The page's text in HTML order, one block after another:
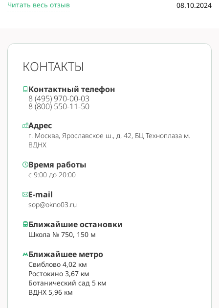
Читать весь отзыв 08.10.2024
КОНТАКТЫ
Контактный телефон
8 (495) 970-00-03
8 (800) 550-11-50
Адрес
г. Москва, Ярославское ш., д. 42, БЦ Техноплаза м.
ВДНХ
Время работы
с 9:00 до 20:00
E-mail
sop@okno03.ru
Ближайшее метро
Свиблово 4,02 км
Ростокино 3,67 км
Ботанический сад 5 км
ВДНХ 5,96 км
Ближайшие остановки
Школа № 750, 150 м